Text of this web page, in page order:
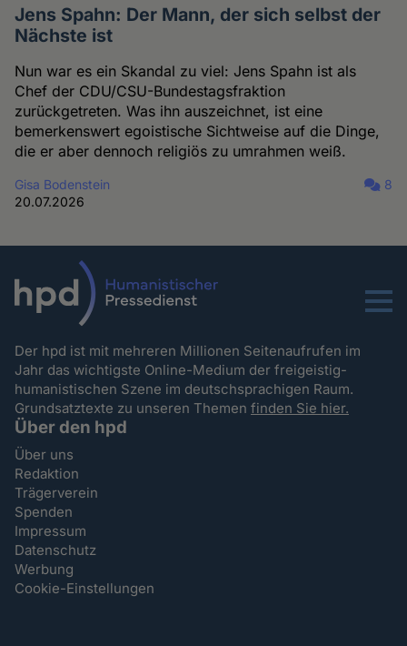
Jens Spahn: Der Mann, der sich selbst der
Nächste ist
Nun war es ein Skandal zu viel: Jens Spahn ist als
Chef der CDU/CSU-Bundestagsfraktion
zurückgetreten. Was ihn auszeichnet, ist eine
bemerkenswert egoistische Sichtweise auf die Dinge,
die er aber dennoch religiös zu umrahmen weiß.
Gisa Bodenstein
20.07.2026
8
Menu
Der hpd ist mit mehreren Millionen Seitenaufrufen im
Jahr das wichtigste Online-Medium der freigeistig-
humanistischen Szene im deutschsprachigen Raum.
Grundsatztexte zu unseren Themenfinden Sie hier.
Über den hpd
Über uns
Redaktion
Trägerverein
Spenden
Impressum
Datenschutz
Werbung
Cookie-Einstellungen